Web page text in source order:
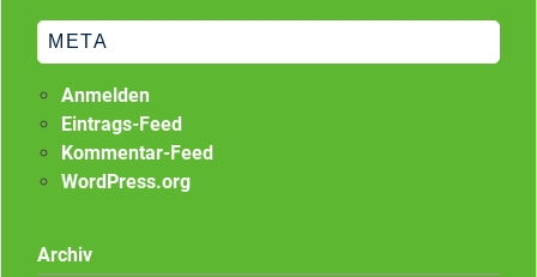
META
Anmelden
Eintrags-Feed
Kommentar-Feed
WordPress.org
Archiv